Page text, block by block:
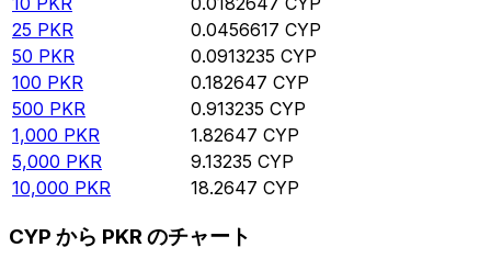
25 PKR 0.0456617 CYP
50 PKR 0.0913235 CYP
100 PKR 0.182647 CYP
500 PKR 0.913235 CYP
1,000 PKR 1.82647 CYP
5,000 PKR 9.13235 CYP
10,000 PKR 18.2647 CYP
CYP から PKR のチャート